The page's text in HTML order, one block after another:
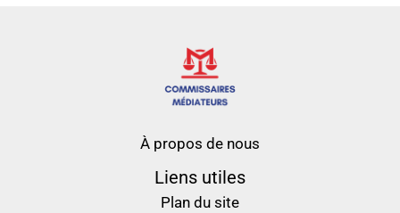
À propos de nous
Liens utiles
Plan du site